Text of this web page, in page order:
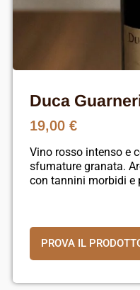
Duca
19,00 €
Vino rosso intenso e
sfumature granata.
con tannini morbidi e
PROVA IL